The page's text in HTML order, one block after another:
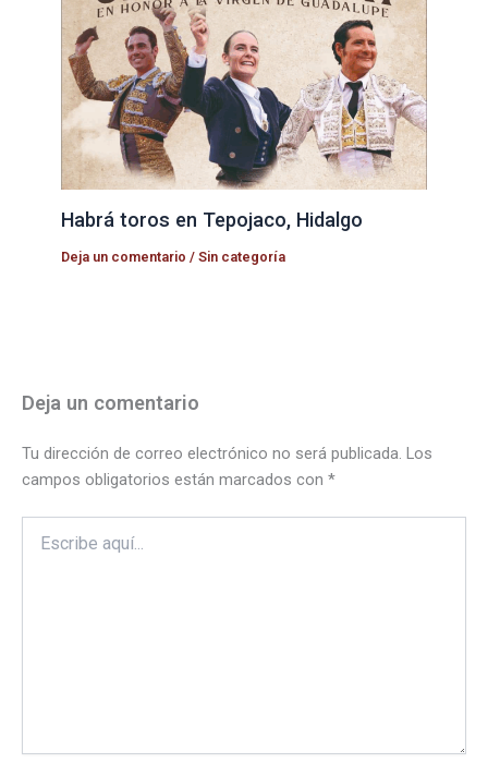
Habrá toros en Tepojaco, Hidalgo
Deja un comentario /Sin categoría
Deja un comentario
Tu dirección de correo electrónico no será publicada. Los
campos obligatorios están marcados con *
aquí...